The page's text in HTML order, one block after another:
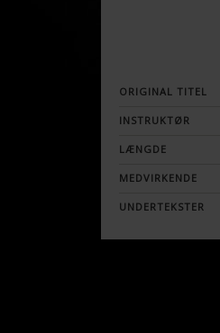
ORIGINAL TITEL
INSTRUKTØR
LÆNGDE
MEDVIRKENDE
UNDERTEKSTER